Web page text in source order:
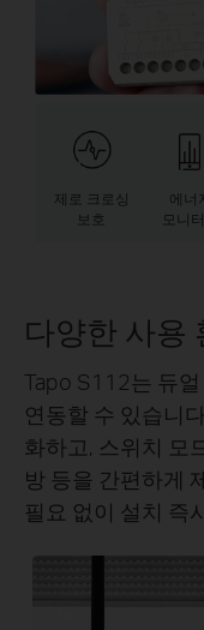
제로 크로싱
보호
에너
모니
다양한 사용
Tapo S112는 듀
연동할 수 있습니
화하고, 스위치 모
방 등을 간편하게
필요 없이 설치 즉